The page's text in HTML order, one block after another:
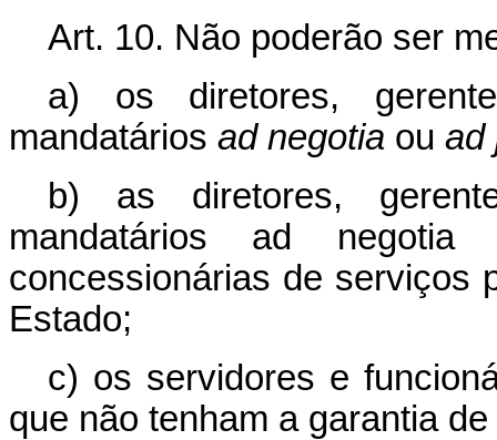
Art. 10. Não poderão ser
a) os diretores,
mandatários ad negotia ou ad
b) as diretores,
mandatários ad
concessionárias de serviços
Estado;
c) os servidores e
que não tenham a garantia